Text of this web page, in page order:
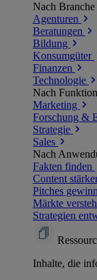
Nach Branche
Agenturen
Beratungen
Bildung
Konsumgüter
Finanzen
Technologie
Nach Funktion
Marketing
Forschung &
Strategie
Sales
Nach
Fakten finden
Content
Pitches
Märkte
Strategien
Inhalte, die